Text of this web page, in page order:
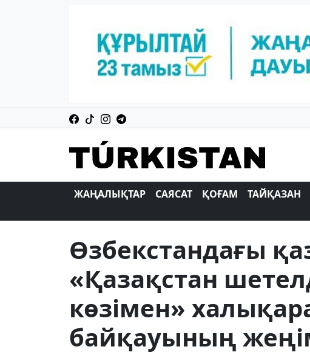
ЖАҢАЛЫҚТАР САЯСАТ ҚОҒАМ ТАЙҚАЗАН
Өзбекстандағы
«Қазақстан
көзімен»
байқауының